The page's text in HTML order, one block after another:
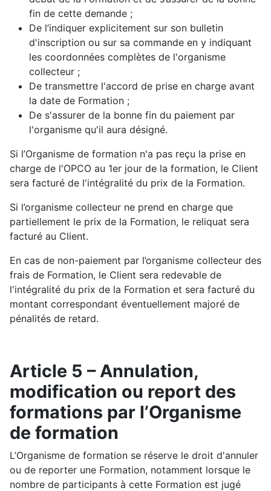
fin de cette demande ;
De l’indiquer explicitement sur son bulletin
d'inscription ou sur sa commande en y indiquant
les coordonnées complètes de l'organisme
collecteur ;
De transmettre l'accord de prise en charge avant
la date de Formation ;
De s'assurer de la bonne fin du paiement par
l'organisme qu'il aura désigné.
Si l’Organisme de formation n'a pas reçu la prise en
charge de l'OPCO au 1er jour de la formation, le Client
sera facturé de l'intégralité du prix de la Formation.
Si l’organisme collecteur ne prend en charge que
partiellement le prix de la Formation, le reliquat sera
facturé au Client.
En cas de non-paiement par l’organisme collecteur des
frais de Formation, le Client sera redevable de
l'intégralité du prix de la Formation et sera facturé du
montant correspondant éventuellement majoré de
pénalités de retard.
Article 5 – Annulation,
modification ou report des
formations par l’Organisme
de formation
L’Organisme de formation se réserve le droit d'annuler
ou de reporter une Formation, notamment lorsque le
nombre de participants à cette Formation est jugé